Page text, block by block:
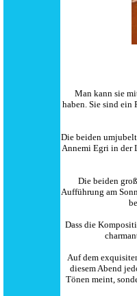
Man kann sie
haben. Sie sind ein
Die beiden
Annemi Egri in der
Die beiden
Aufführung am
Dass die
Auf dem
diesem Abend
Tönen meint,